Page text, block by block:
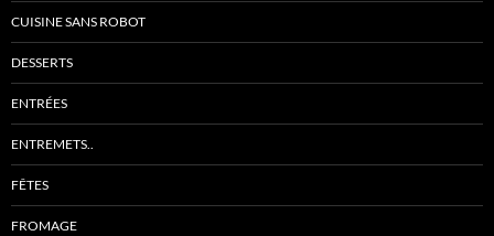
CUISINE SANS ROBOT
DESSERTS
ENTRÉES
ENTREMETS..
FÊTES
FROMAGE